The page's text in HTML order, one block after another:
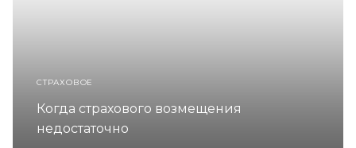
СТРАХОВОЕ
Когда страхового возмещения
недостаточно